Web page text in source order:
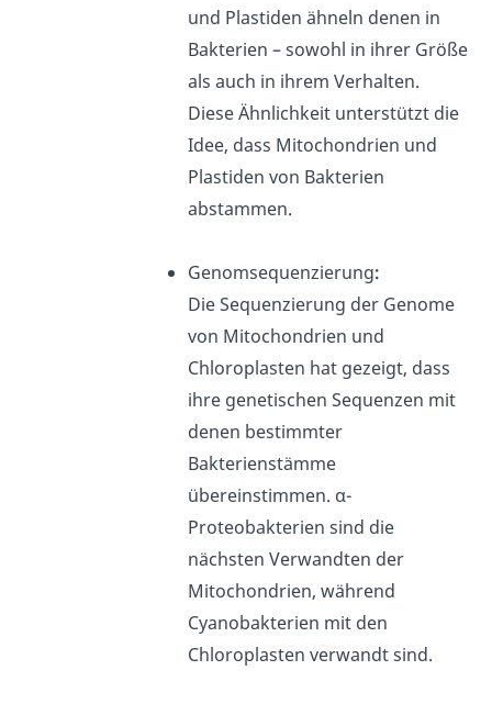
und Plastiden ähneln denen in
Bakterien – sowohl in ihrer Größe
als auch in ihrem Verhalten.
Diese Ähnlichkeit unterstützt die
Idee, dass Mitochondrien und
Plastiden von Bakterien
abstammen.
Genomsequenzierung:
Die Sequenzierung der Genome
von Mitochondrien und
Chloroplasten hat gezeigt, dass
ihre genetischen Sequenzen mit
denen bestimmter
Bakterienstämme
übereinstimmen. α-
Proteobakterien sind die
nächsten Verwandten der
Mitochondrien, während
Cyanobakterien mit den
Chloroplasten verwandt sind.